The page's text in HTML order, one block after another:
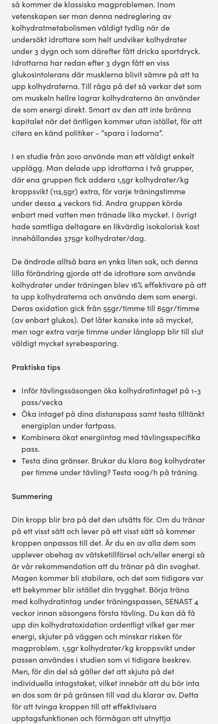
så kommer de klassiska magproblemen. Inom
vetenskapen ser man denna nedreglering av
kolhydratmetabolismen väldigt tydlig när de
undersökt idrottare som helt undviker kolhydrater
under 3 dygn och som därefter fått dricka sportdryck.
Idrottarna har redan efter 3 dygn fått en viss
glukosintolerans där musklerna blivit sämre på att ta
upp kolhydraterna. Till råga på det så verkar det som
om muskeln hellre lagrar kolhydraterna än använder
de som energi direkt. Smart av den att inte bränna
kapitalet när det äntligen kommer utan istället, för att
citera en känd politiker - “spara i ladorna”.
I en studie från 2010 använde man ett väldigt enkelt
upplägg. Man delade upp idrottarna i två grupper,
där ena gruppen fick addera 1,5gr kolhydrater/kg
kroppsvikt (112,5gr) extra, för varje träningstimme
under dessa 4 veckors tid. Andra gruppen körde
enbart med vatten men tränade lika mycket. I övrigt
hade samtliga deltagare en likvärdig isokalorisk kost
innehållandes 375gr kolhydrater/dag.
De ändrade alltså bara en ynka liten sak, och denna
lilla förändring gjorde att de idrottare som använde
kolhydrater under träningen blev 16% effektivare på att
ta upp kolhydraterna och använda dem som energi.
Deras oxidation gick från 55gr/timme till 65gr/timme
(av enbart glukos). Det låter kanske inte så mycket,
men 10gr extra varje timme under långlopp blir till slut
väldigt mycket syrebesparing.
Praktiska tips
Inför tävlingssäsongen öka kolhydratintaget på 1-3
pass/vecka
Öka intaget på dina distanspass samt testa tilltänkt
energiplan under fartpass.
Kombinera ökat energiintag med tävlingsspecifika
pass.
Testa dina gränser. Brukar du klara 80g kolhydrater
per timme under tävling? Testa 100g/h på träning.
Summering
Din kropp blir bra på det den utsätts för. Om du tränar
på ett visst sätt och lever på ett visst sätt så kommer
kroppen anpassas till det. Är du en av alla dem som
upplever obehag av vätsketillförsel och/eller energi så
är vår rekommendation att du tränar på din svaghet.
Magen kommer bli stabilare, och det som tidigare var
ett bekymmer blir istället din trygghet. Börja träna
med kolhydratintag under träningspassen, SENAST 4
veckor innan säsongens första tävling. Du kan då få
upp din kolhydratoxidation ordentligt vilket ger mer
energi, skjuter på väggen och minskar risken för
magproblem. 1,5gr kolhydrater/kg kroppsvikt under
passen användes i studien som vi tidigare beskrev.
Men, för din del så gäller det att skjuta på det
individuella intagstaket, vilket innebär att du bör inta
en dos som är på gränsen till vad du klarar av. Detta
för att tvinga kroppen till att effektivisera
upptagsfunktionen och förmågan att utnyttja